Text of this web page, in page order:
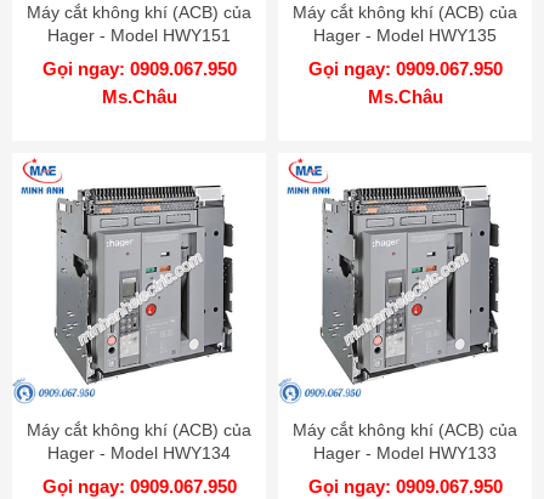
Máy cắt không khí (ACB) của
Hager - Model HWY151
Gọi ngay: 0909.067.950
Ms.Châu
Máy cắt không khí (ACB) của
Hager - Model HWY135
Gọi ngay: 0909.067.950
Ms.Châu
Máy cắt không khí (ACB) của
Hager - Model HWY134
Gọi ngay: 0909.067.950
Máy cắt không khí (ACB) của
Hager - Model HWY133
Gọi ngay: 0909.067.950